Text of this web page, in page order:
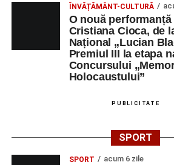
Orele 17.00–20.00
– Antrenamente
Centrul Cultural
Sebeș – Sala de
– Proiecție cinematografică:
Gabi Virginia Șarga și Cătălin Rotaru,
ÎNVĂȚĂMÂNT-CULTURĂ
O nouă performanță
Cristiana Cioca, de
Național „Lucian
Premiul III la etapa
Concursului
Holocaustului”
PUBLICITATE
SPORT
SPORT acum 6 zile